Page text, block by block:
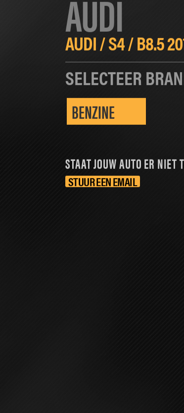
HOME CHIPTUNING
AUDI
AUDI/S4/B8.5
SELECTEER
BENZINE
STAAT JOUW AUTO ER NIET
STUUR EEN EMAIL